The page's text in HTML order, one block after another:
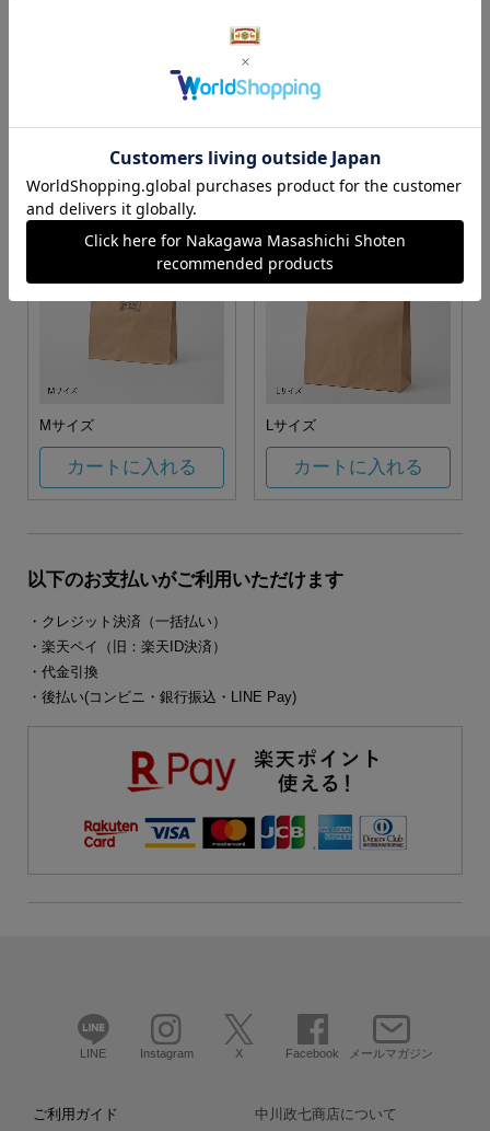
S・M・Lサイズより当店に
カートに入れる
Sサイズ
カートに入れる
Mサイズ
カートに入れる
Lサイズ
カートに入れる
以下のお支払いがご利用いただけます
・クレジット決済（一括払い）
・楽天ペイ（旧：楽天ID決済）
・代金引換
・後払い(コンビニ・銀行振込・LINE Pay)
LINE Instagram X Facebook メールマガジン
ご利用ガイド 中川政七商店について